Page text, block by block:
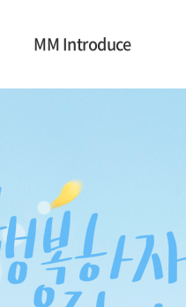
MM Introduce